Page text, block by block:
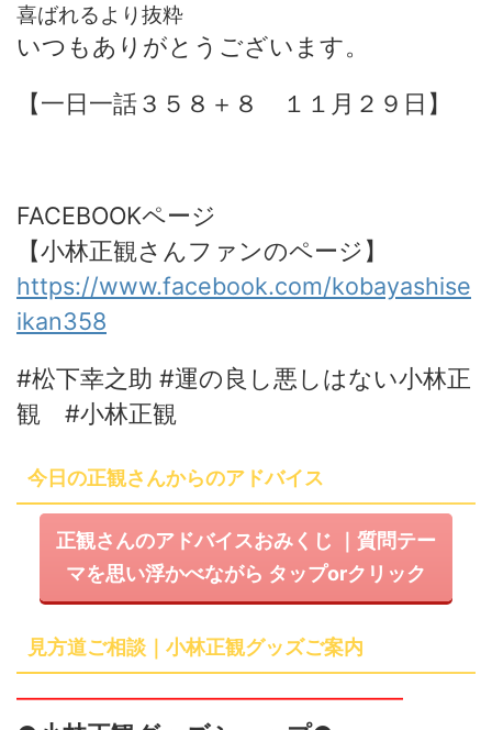
喜ばれるより抜粋
いつもありがとうございます。
【一日一話３５８＋８ １１月２９日】
FACEBOOKページ
【小林正観さんファンのページ】
https://www.facebook.com/kobayashise
ikan358
#松下幸之助 #運の良し悪しはない小林正
観 #小林正観
今日の正観さんからのアドバイス
正観さんのアドバイスおみくじ ｜質問テー
マを思い浮かべながら タップorクリック
見方道ご相談｜小林正観グッズご案内
━━━━━━━━━━━━━━━━